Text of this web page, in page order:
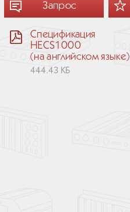
Запрос
Спецификация
HECS1000
(на английском языке)
444.43 КБ